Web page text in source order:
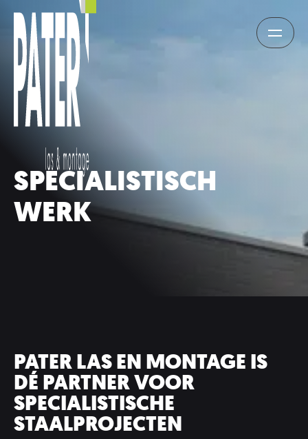
SPECIALISTISCH
WERK
PATER LAS EN MONTAGE IS
DÉ PARTNER VOOR
SPECIALISTISCHE
STAALPROJECTEN